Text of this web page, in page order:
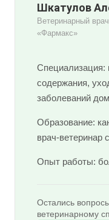
Шкатулов
Ветеринарный
«Фармакс»
Специализация:
содержания,
заболеваний
Образование:
врач-ветеринар
Опыт работы:
Остались
ветеринарному